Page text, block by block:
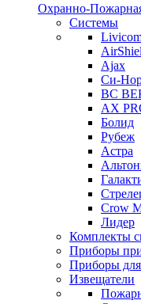
Охранно-
Системы
Ajax
Си-
ВС
AX
Болид
Рубеж
Астра
Crow
Лидер
Комплекты
Приборы
Приборы
Извещатели